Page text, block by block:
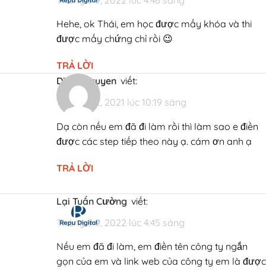
Hehe, ok Thái, em học được mấy khóa và thi
được mấy chứng chỉ rồi 😉
TRẢ LỜI
Diem Nguyen viết:
Tháng 9 2, 2021 lúc 10:19 sáng
Dạ còn nếu em đã đi làm rồi thì làm sao e điền
được các step tiếp theo này ạ. cám ơn anh ạ
TRẢ LỜI
Lại Tuấn Cường viết:
Tháng 9 9, 2022 lúc 4:45 sáng
Nếu em đã đi làm, em điền tên công ty ngắn
gọn của em và link web của công ty em là được